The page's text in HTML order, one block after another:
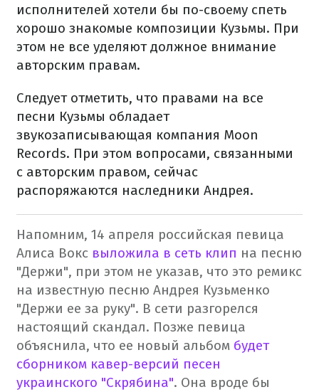
исполнителей хотели бы по-своему спеть
хорошо знакомые композиции Кузьмы. При
этом не все уделяют должное внимание
авторским правам.
Следует отметить, что правами на все
песни Кузьмы обладает
звукозаписывающая компания Moon
Records. При этом вопросами, связанными
с авторским правом, сейчас
распоряжаются наследники Андрея.
Напомним, 14 апреля российская певица
Алиса Вокс выложила в сеть клип на песню
"Держи", при этом не указав, что это ремикс
на известную песню Андрея Кузьменко
"Держи ее за руку". В сети разгорелся
настоящий скандал. Позже певица
объяснила, что ее новый альбом будет
сборником кавер-версий песен
украинского "Скрябина". Она вроде бы